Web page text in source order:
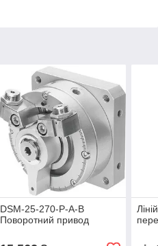
DSM-25-270-P-A-B
Поворотний привод